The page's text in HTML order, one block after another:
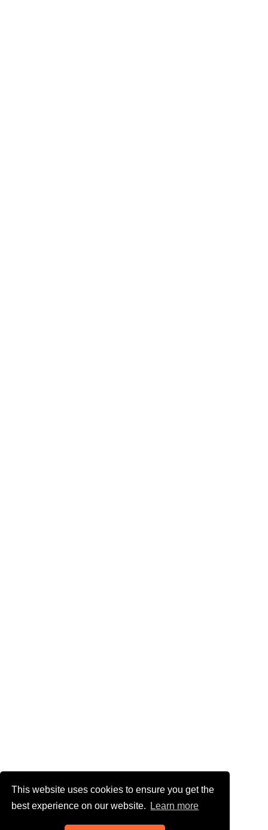
This website uses cookies to ensure you get the
best experience on our website.
Learn more